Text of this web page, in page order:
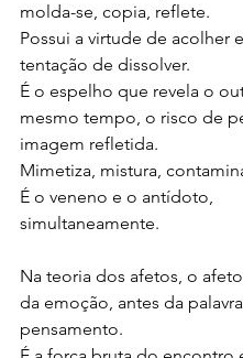
molda-se, copia, reflete.
Possui a virtude de acolher
tentação de dissolver.
É o espelho que revela o
mesmo tempo, o risco de
imagem refletida.
Mimetiza, mistura,
É o veneno e o antídoto,
simultaneamente.
Na teoria dos afetos, o
da emoção, antes da
pensamento.